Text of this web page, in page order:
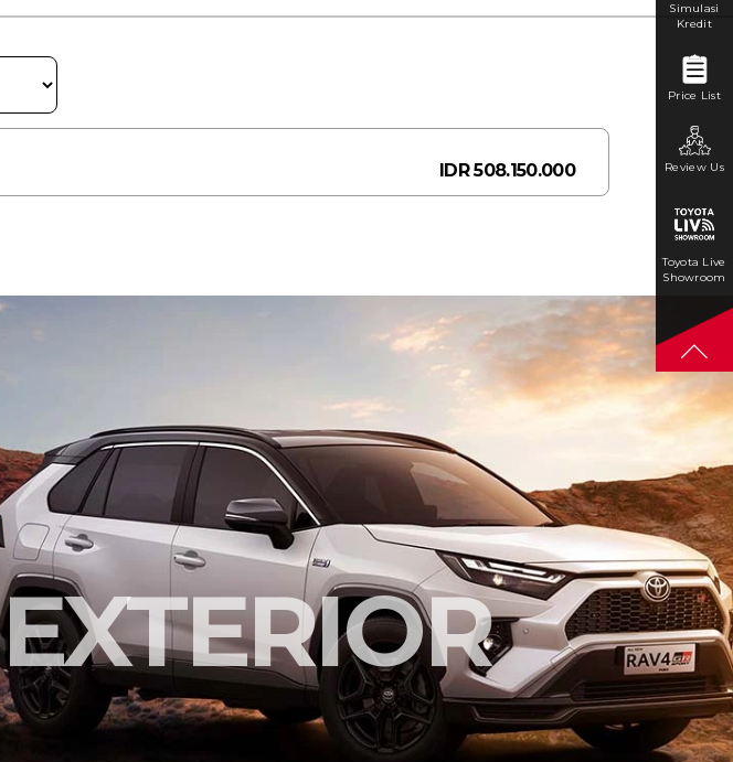
IDR 508.150.000
EXTERIOR
Simulasi
Kredit
Price List
Review Us
Toyota Live
Showroom